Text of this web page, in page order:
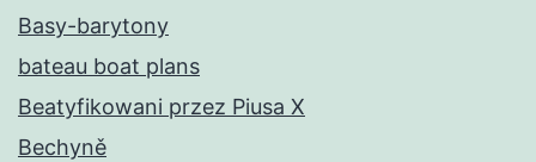
Basy-barytony
bateau boat plans
Beatyfikowani przez Piusa X
Bechyně